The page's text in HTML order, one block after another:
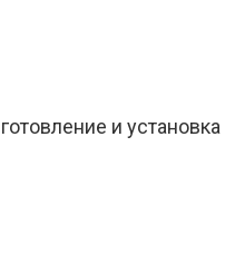
и установка